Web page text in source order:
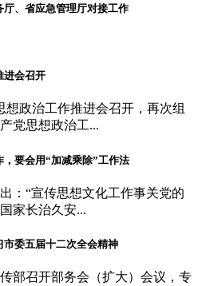
厅、省应急管理厅对接工作
进会召开
想政治工作推进会召开，再次组
党思想政治工...
要会用“加减乘除”工作法
：“宣传思想文化工作事关党的
家长治久安...
市委五届十二次全会精神
部召开部务会（扩大）会议，专